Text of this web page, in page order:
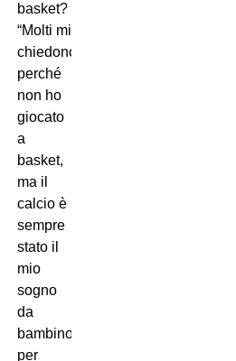
basket?
“Molti mi
chiedono
perché
non ho
giocato
a
basket,
ma il
calcio è
sempre
stato il
mio
sogno
da
bambino,
per